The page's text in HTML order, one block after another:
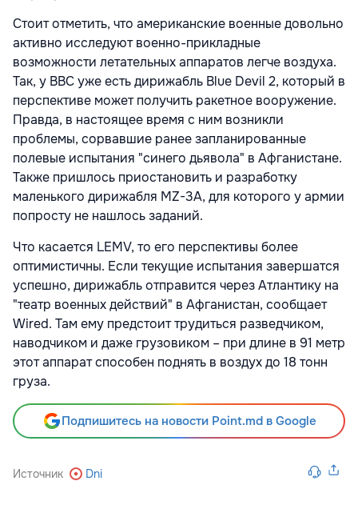
Стоит отметить, что американские военные довольно
активно исследуют военно-прикладные
возможности летательных аппаратов легче воздуха.
Так, у ВВС уже есть дирижабль Blue Devil 2, который в
перспективе может получить ракетное вооружение.
Правда, в настоящее время с ним возникли
проблемы, сорвавшие ранее запланированные
полевые испытания "синего дьявола" в Афганистане.
Также пришлось приостановить и разработку
маленького дирижабля MZ-3A, для которого у армии
попросту не нашлось заданий.
Что касается LEMV, то его перспективы более
оптимистичны. Если текущие испытания завершатся
успешно, дирижабль отправится через Атлантику на
"театр военных действий" в Афганистан, сообщает
Wired. Там ему предстоит трудиться разведчиком,
наводчиком и даже грузовиком – при длине в 91 метр
этот аппарат способен поднять в воздух до 18 тонн
груза.
Подпишитесь на новости Point.md в Google
Источник Dni